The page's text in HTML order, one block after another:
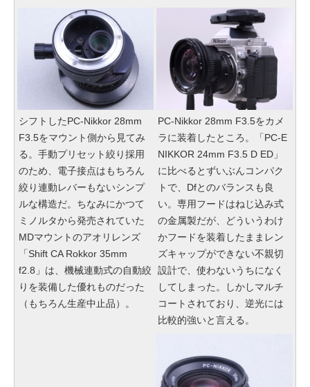
シフトしたPC-Nikkor 28mm
F3.5をマウント側から見てみ
る。手動プリセット絞り採用
のため、電子接点はもちろん
絞り連動レバーもないシンプ
ルな構造だ。ちなみにかつて
ミノルタから発売されていた
MDマウントのアオリレンズ
「Shift CA Rokkor 35mm
f2.8」は、機械連動式の自動絞
りを装備した優れものだった
（もちろん生産中止品）。
PC-Nikkor 28mm F3.5をカメ
ラに装着したところ。「PC-E
NIKKOR 24mm F3.5 D ED」
に比べるとずいぶんコンパク
トで、Dfとのバランスも良
い。専用フードはねじ込み式
の金属製だが、どういうわけ
かフードを装着したままレン
ズキャップができない不親切
設計で、使わないうちになく
してしまった。しかしマルチ
コートされており、逆光には
比較的強いと言える。